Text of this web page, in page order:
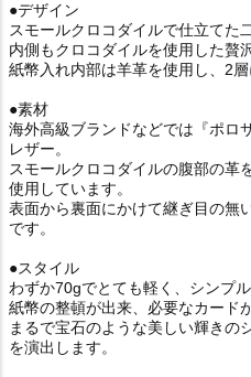
●デザイン
スモールクロコダイルで仕立てた
内側もクロコダイルを使用した贅
紙幣入れ内部は羊革を使用し、2層
●素材
海外高級ブランドなどでは『ポロ
レザー。
スモールクロコダイルの腹部の革
使用しています。
表面から裏面にかけて継ぎ目の無
です。
●スタイル
わずか70gでとても軽く、シンプ
紙幣の整頓が出来、必要なカード
まるで宝石のような美しい輝きの
を演出します。